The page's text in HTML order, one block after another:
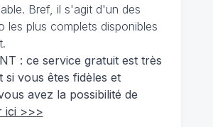
Bref, il s'agit d'un des
les plus complets disponibles
: ce service gratuit est très
si vous êtes fidèles et
avez la possibilité de
ici >>>